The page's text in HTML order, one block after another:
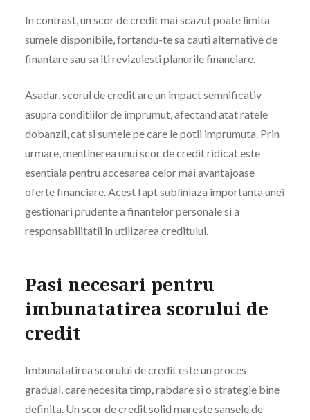
In contrast, un scor de credit mai scazut poate limita
sumele disponibile, fortandu-te sa cauti alternative de
finantare sau sa iti revizuiesti planurile financiare.
Asadar, scorul de credit are un impact semnificativ
asupra conditiilor de imprumut, afectand atat ratele
dobanzii, cat si sumele pe care le potii imprumuta. Prin
urmare, mentinerea unui scor de credit ridicat este
esentiala pentru accesarea celor mai avantajoase
oferte financiare. Acest fapt subliniaza importanta unei
gestionari prudente a finantelor personale si a
responsabilitatii in utilizarea creditului.
Pasi necesari pentru
imbunatatirea scorului de
credit
Imbunatatirea scorului de credit este un proces
gradual, care necesita timp, rabdare si o strategie bine
definita. Un scor de credit solid mareste sansele de